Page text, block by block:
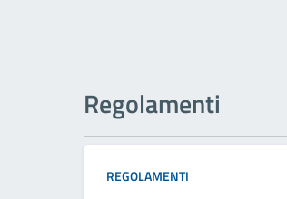
Regolamenti
REGOLAMENTI